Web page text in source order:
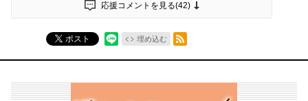
応援コメントを見る(42)
ポスト 埋め込む
RSSフィード